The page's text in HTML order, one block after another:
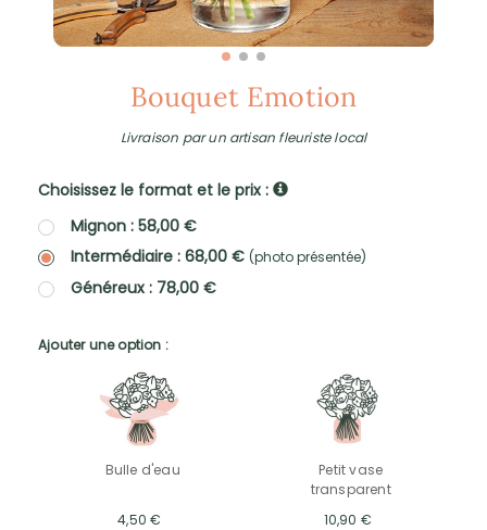
Bouquet Emotion
Livraison par un artisan fleuriste local
Choisissez le format et le prix :
Mignon : 58,00 €
Intermédiaire : 68,00 € (photo présentée)
Généreux : 78,00 €
Ajouter une option :
Bulle d'eau
4,50 €
Petit vase
transparent
10,90 €